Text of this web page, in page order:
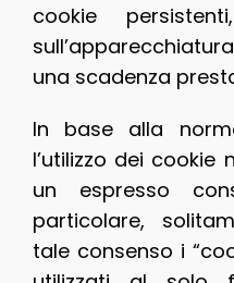
cookie
una scadenza
In base alla
l’utilizzo dei cookie
un espresso
particolare,
tale consenso i